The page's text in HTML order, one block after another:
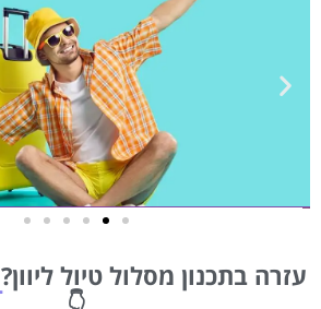
מציאת
עזרה בתכנון מסלול טיול ליוון?